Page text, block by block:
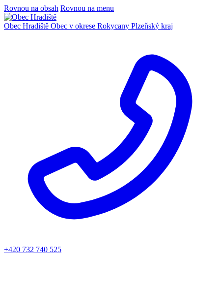
Rovnou na obsah Rovnou na menu
Obec Hradiště Obec v okrese Rokycany Plzeňský kraj
+420 732 740 525